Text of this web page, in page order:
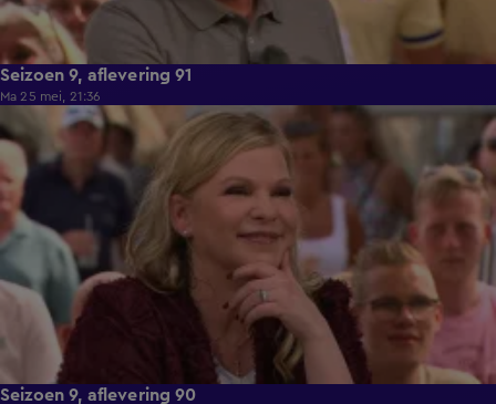
Seizoen 9, aflevering 91
Ma 25 mei, 21:36
Seizoen 9, aflevering 90